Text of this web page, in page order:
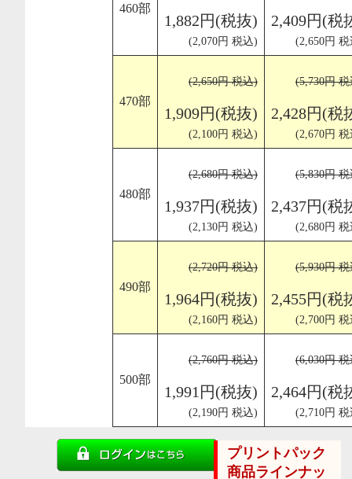
460部
1,882円(税抜)
(2,070円 税込)
2,409円(税
(2,650円
470部
(2,650円 税込)
1,909円(税抜)
(2,100円 税込)
(5,730円
2,428円(税
(2,670円
480部
(2,680円 税込)
1,937円(税抜)
(2,130円 税込)
(5,830円
2,437円(税
(2,680円
490部
(2,720円 税込)
1,964円(税抜)
(2,160円 税込)
(5,930円
2,455円(税
(2,700円
500部
(2,760円 税込)
1,991円(税抜)
(2,190円 税込)
(6,030円
2,464円(税
(2,710円
プリントパック
商品ラインナッ